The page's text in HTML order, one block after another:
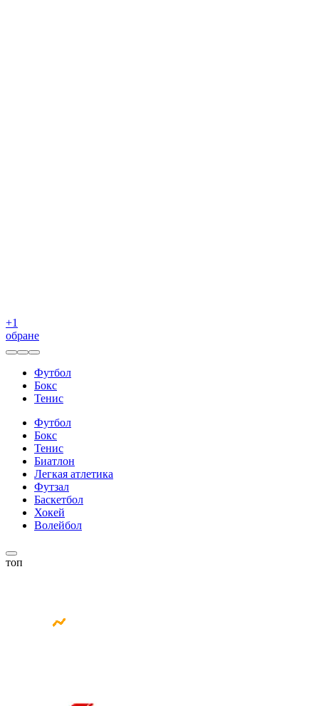
+1
обране
Футбол
Бокс
Тенис
Футбол
Бокс
Тенис
Биатлон
Легкая атлетика
Футзал
Баскетбол
Хокей
Волейбол
топ